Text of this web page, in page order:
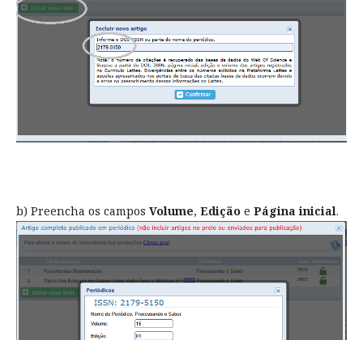
b) Preencha os campos Volume, Edição e Página inicial.